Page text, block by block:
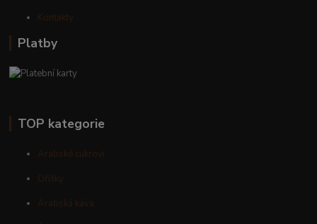
Kontakty
Platby
TOP kategorie
Arabské cukroví
Oříšky
Arabská káva